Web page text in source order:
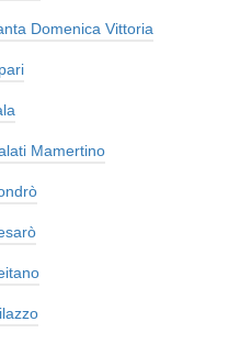
Domenica Vittoria
Mamertino